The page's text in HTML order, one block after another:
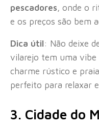
pescadores, onde o
e os preços são bem
Dica útil: Não deixe
vilarejo tem uma
charme rústico e
perfeito para relaxar
3. Cidade do